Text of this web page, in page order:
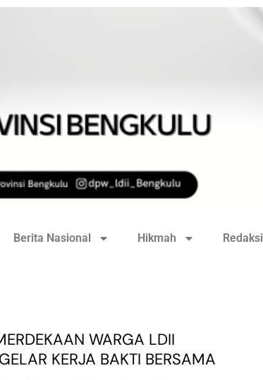
Berita Nasional Hikmah Redaksi
WARGA LDII
KERJA BAKTI BERSAMA